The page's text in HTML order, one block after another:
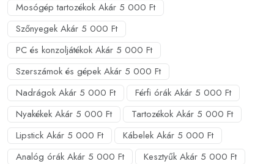
Mosógép tartozékok Akár 5 000 Ft
Szőnyegek Akár 5 000 Ft
PC és konzoljátékok Akár 5 000 Ft
Szerszámok és gépek Akár 5 000 Ft
Nadrágok Akár 5 000 Ft
Férfi órák Akár 5 000 Ft
Nyakékek Akár 5 000 Ft
Tartozékok Akár 5 000 Ft
Lipstick Akár 5 000 Ft
Kábelek Akár 5 000 Ft
Analóg órák Akár 5 000 Ft
Kesztyűk Akár 5 000 Ft